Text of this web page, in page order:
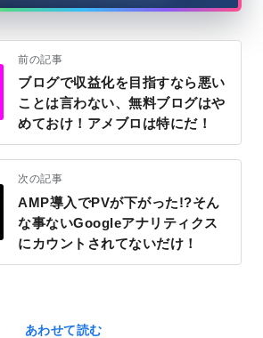
前の記事
ブログで収益化を目指すなら悪い
ことは言わない、無料ブログはや
めておけ！アメブロは特にだ！
次の記事
AMP導入でPVが下がった!?そん
な事ないGoogleアナリティクス
にカウントされてないだけ！
あわせて読む